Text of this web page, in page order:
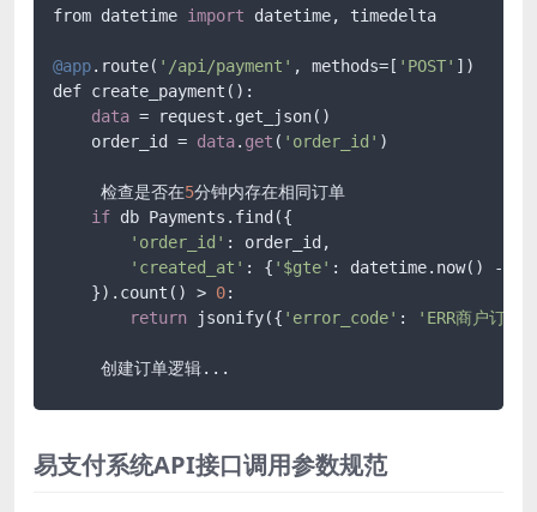
from datetime import datetime, timedelta
@app.route( '/api/payment' , methods=[ 'POST' ])
def create_payment():
data = request.get_json()
    order_id =
data. get ( 'order_id' )
     检查是否在
5分钟内存在相同订单
if db Payments.find({
'order_id' : order_id,
'created_at' : { '$gte' : datetime.now() -
    }).count() >
0:
return jsonify({ 'error_code' : 'ERR商户订单
易支付系统API接口调用参数规范